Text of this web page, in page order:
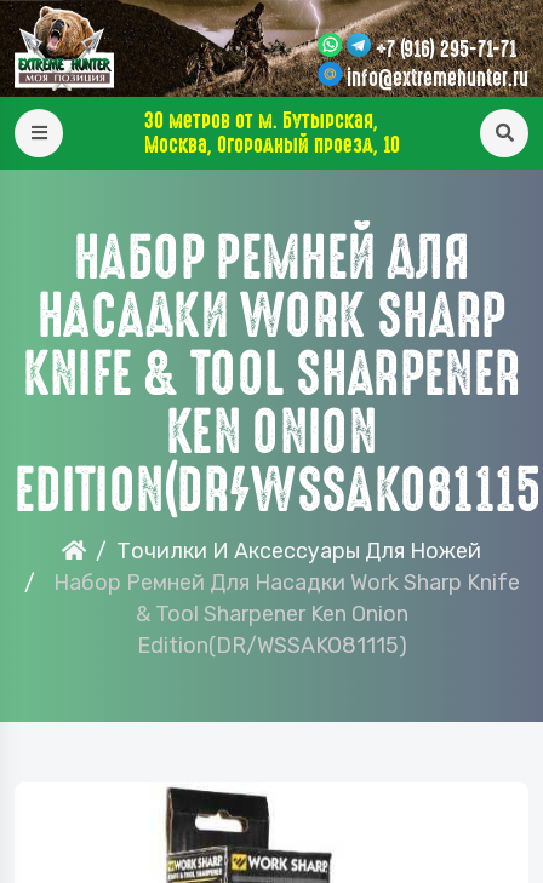
+7 (916) 295-71-71
info@extremehunter.ru
30 метров от м. Бутырская,
Москва, Огородный проезд, 10
НАБОР РЕМНЕЙ ДЛЯ
НАСАДКИ WORK SHARP
KNIFE & TOOL SHARPENER
KEN ONION
EDITION(DR/
Точилки И Аксессуары Для Ножей
Набор Ремней Для Насадки Work Sharp Knife
& Tool Sharpener Ken Onion
Edition(DR/WSSAKO81115)